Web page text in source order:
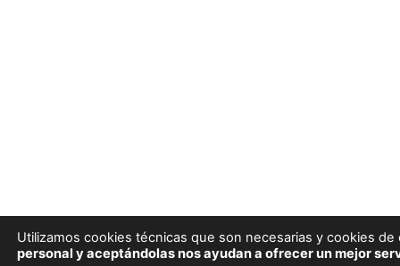
Utilizamos cookies técnicas que son necesarias y cookies
personal y aceptándolas nos ayudan a ofrecer un mejor